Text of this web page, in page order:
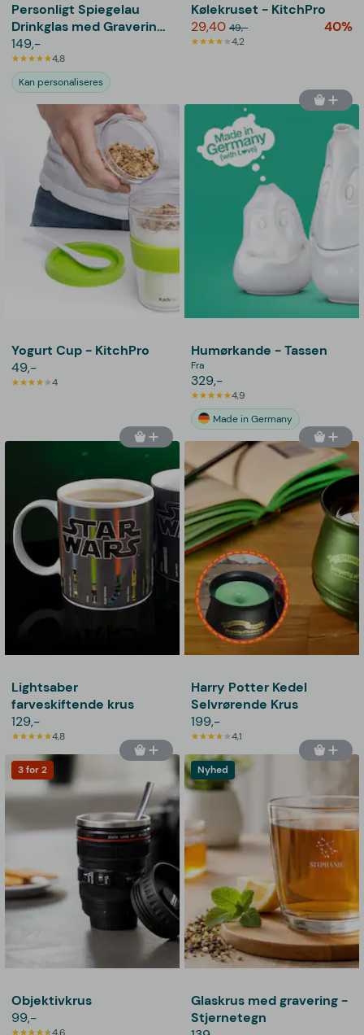
Personligt Spiegelau
Drinkglas med Gravering
- Egen Tekst
149,-
4,8
Kan personaliseres
Kølekruset - KitchPro
29,40 49,- 40%
4,2
Yogurt Cup - KitchPro
49,-
4
Humørkande - Tassen
Fra
329,-
4,9
Made in Germany
Lightsaber
farveskiftende krus
129,-
4,8
Harry Potter Kedel
Selvrørende Krus
199,-
4,1
3 for 2
Objektivkrus
99,-
4,6
Nyhed
Glaskrus med gravering -
Stjernetegn